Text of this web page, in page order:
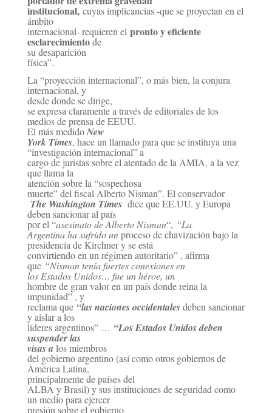
institucional, cuyas implicancias -que se proyectan en el
ámbito
internacional- requieren el pronto y eficiente
esclarecimientode
su desaparición
física”.
La “proyección internacional”, o más bien, la conjura
internacional, y
desde donde se dirige,
se expresa claramente a través de editoriales de los
medios de prensa de EEUU.
El más medidoNew
York Times, hace un llamado para que se instituya una
“investigación internacional” a
cargo de juristas sobre el atentado de la AMIA, a la vez
que llama la
atención sobre la “sospechosa
muerte” del fiscal Alberto Nisman”. El conservador
The Washington Timesdice que EE.UU. y Europa
deben sancionar al país
por el “asesinato de Alberto Nisman“, “La
Argentina ha sufrido un proceso de chavización bajo la
presidencia de Kirchner y se está
convirtiendo en un régimen autoritario” , afirma
que “Nisman tenía fuertes conexiones en
los Estados Unidos… fue un héroe, un
hombre de gran valor en un país donde reina la
impunidad” , y
reclama que “las naciones occidentales deben sancionar
y aislar a los
líderes argentinos” … “Los Estados Unidos deben
suspender las
visas a los miembros
del gobierno argentino (así como otros gobiernos de
América Latina,
principalmente de países del
ALBA y Brasil) y sus instituciones de seguridad como
un medio para ejercer
presión sobre el gobierno